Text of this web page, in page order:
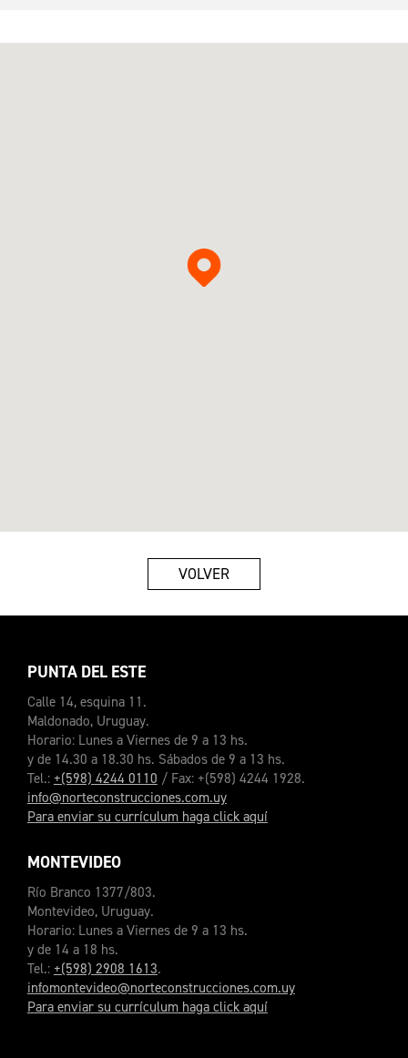
VOLVER
PUNTA DEL ESTE
Calle 14, esquina 11.
Maldonado, Uruguay.
Horario: Lunes a Viernes de 9 a 13 hs.
y de 14.30 a 18.30 hs. Sábados de 9 a 13 hs.
Tel.: +(598) 4244 0110 / Fax: +(598) 4244 1928.
info@norteconstrucciones.com.uy
Para enviar su currículum haga click aquí
MONTEVIDEO
Río Branco 1377/803.
Montevideo, Uruguay.
Horario: Lunes a Viernes de 9 a 13 hs.
y de 14 a 18 hs.
Tel.: +(598) 2908 1613.
infomontevideo@norteconstrucciones.com.uy
Para enviar su currículum haga click aquí